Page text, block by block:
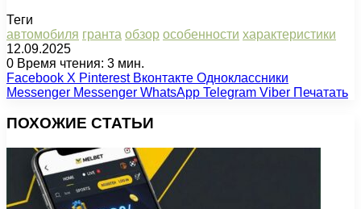
Теги
автомобиля гранта обзор особенности характеристики
12.09.2025
0 Время чтения: 3 мин.
Facebook X Pinterest Вконтакте Одноклассники
Messenger Messenger WhatsApp Telegram Viber Печатать
ПОХОЖИЕ СТАТЬИ